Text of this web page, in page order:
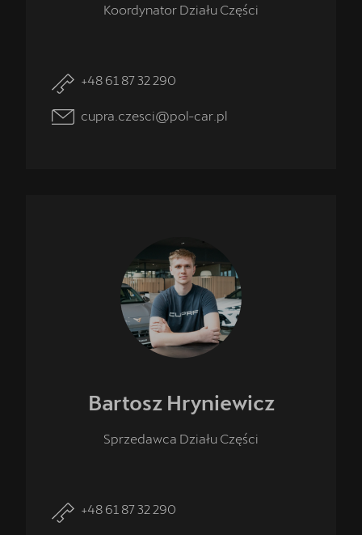
Koordynator Działu Części
+48 61 87 32 290
cupra.czesci@pol-car.pl
Bartosz Hryniewicz
Sprzedawca Działu Części
+48 61 87 32 290